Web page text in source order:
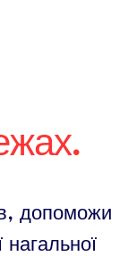
допоможи